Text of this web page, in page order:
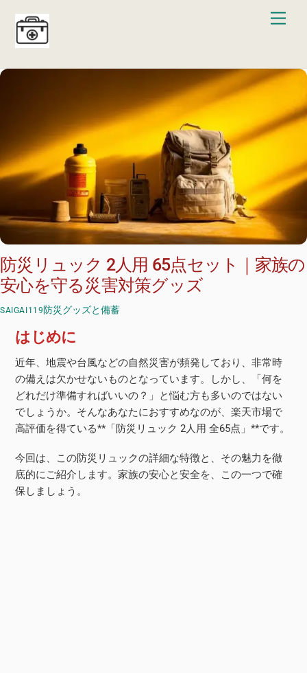
content
防災リュック 2人用 65点セット｜家族の
安心を守る災害対策グッズ
SAIGAI119防災グッズと備蓄
はじめに
近年、地震や台風などの自然災害が頻発しており、非常時
の備えは欠かせないものとなっています。しかし、「何を
どれだけ準備すればいいの？」と悩む方も多いのではない
でしょうか。そんなあなたにおすすめなのが、楽天市場で
高評価を得ている**「防災リュック 2人用 全65点」**です。
今回は、この防災リュックの詳細な特徴と、その魅力を徹
底的にご紹介します。家族の安心と安全を、この一つで確
保しましょう。